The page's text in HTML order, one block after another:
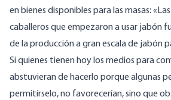
en bienes disponibles para las masas:
caballeros que empezaron a usar jabón
de la producción a gran escala de jabón
Si quienes tienen hoy los medios para
abstuvieran de hacerlo porque algunas
permitírselo, no favorecerían, sino que